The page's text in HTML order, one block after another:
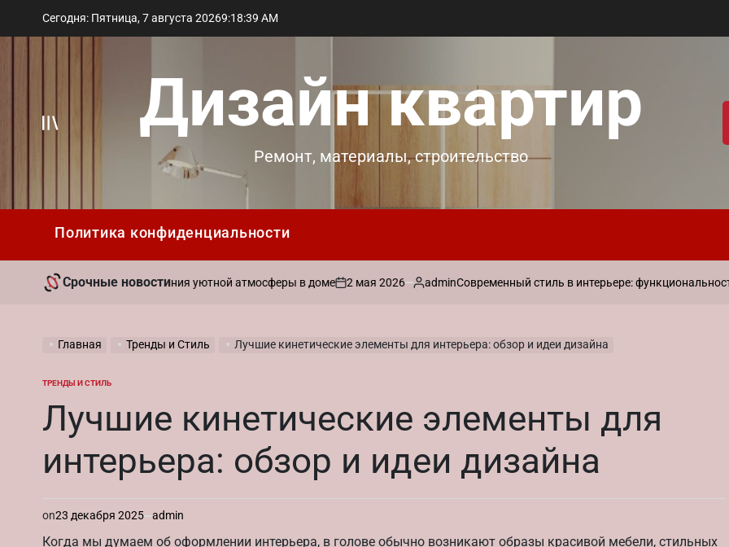
Сегодня: Пятница, 7 августа 20269:18:40 AM
Вне
Дизайн квартир
Ремонт, материалы, строительство
Политика конфиденциальности
Срочные новости
ароматы для создания уютной атмосферы в доме
on
2 мая 2026
Запись
adminСовременный стиль в интерьере: функциональность и
Главная Тренды и Стиль Лучшие кинетические элементы для интерьера: обзор и идеи дизайна
ОПУБЛИКОВАНО
ТРЕНДЫ И СТИЛЬ
Лучшие кинетические элементы для
интерьера: обзор и идеи дизайна
on23 декабря 2025 admin
Когда мы думаем об оформлении интерьера, в голове обычно возникают образы красивой мебели, стильных